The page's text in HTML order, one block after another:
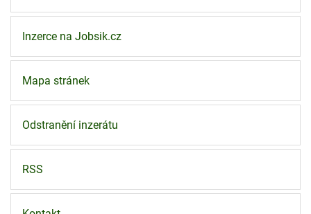
Inzerce na Jobsik.cz
Mapa stránek
Odstranění inzerátu
RSS